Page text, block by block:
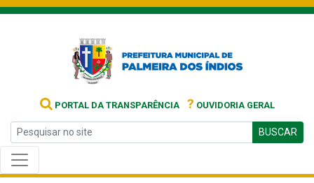
PORTAL DA TRANSPARÊNCIA ? OUVIDORIA GERAL
BUSCAR